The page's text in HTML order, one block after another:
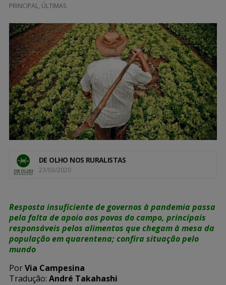
PRINCIPAL, ÚLTIMAS
DE OLHO NOS RURALISTAS
23/03/2020
Resposta insuficiente de governos à pandemia passa
pela falta de apoio aos povos do campo, principais
responsáveis pelos alimentos que chegam à mesa da
população em quarentena; confira situação pelo
mundo
PorVia Campesina
Tradução: André Takahashi